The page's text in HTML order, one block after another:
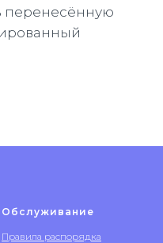
перенесённую
Обслуживание
Правила распорядка